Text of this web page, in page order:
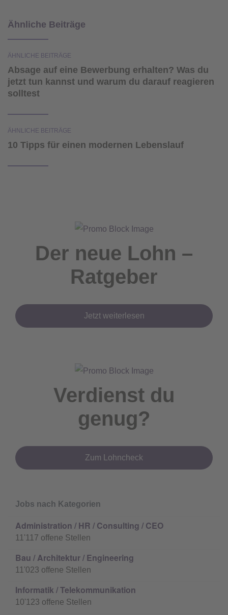
Ähnliche Beiträge
ÄHNLICHE BEITRÄGE
Absage auf eine Bewerbung erhalten? Was du
jetzt tun kannst und warum du darauf reagieren
solltest
ÄHNLICHE BEITRÄGE
10 Tipps für einen modernen Lebenslauf
Der neue Lohn –
Ratgeber
Jetzt weiterlesen
Verdienst du
genug?
Zum Lohncheck
Jobs nach Kategorien
Administration / HR / Consulting / CEO
11'117 offene Stellen
Bau / Architektur / Engineering
11'023 offene Stellen
Informatik / Telekommunikation
10'123 offene Stellen